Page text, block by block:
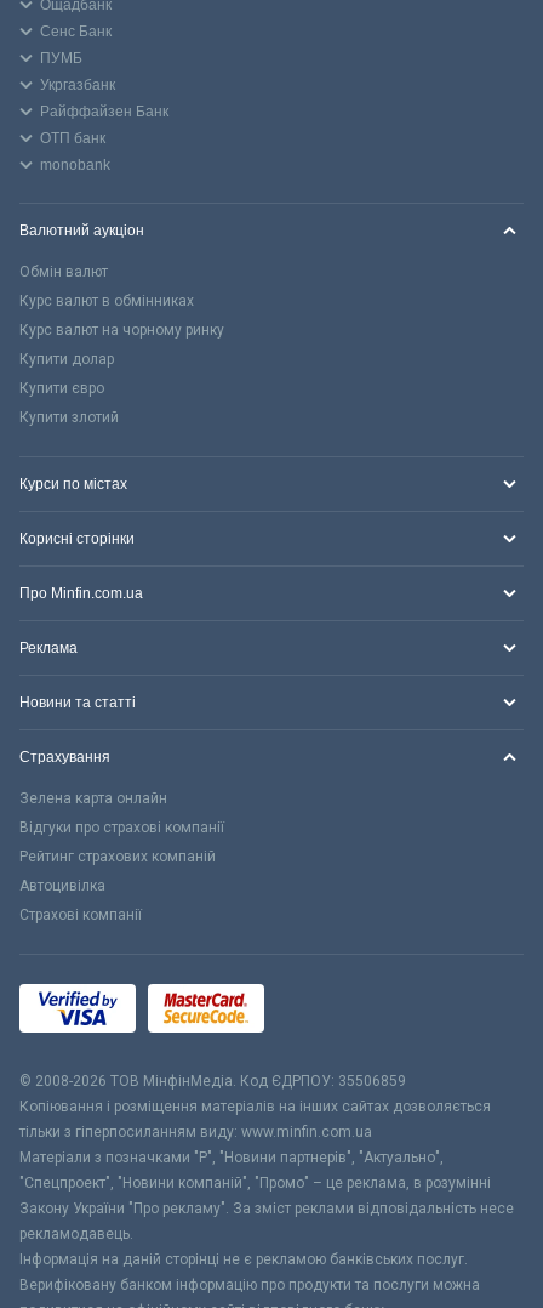
Ощадбанк
Сенс Банк
ПУМБ
Укргазбанк
Райффайзен Банк
ОТП банк
monobank
Валютний аукціон
Обмін валют
Курс валют в обмінниках
Курс валют на чорному ринку
Купити долар
Купити євро
Купити злотий
Курси по містах
Корисні сторінки
Про Minfin.com.ua
Реклама
Новини та статті
Страхування
Зелена карта онлайн
Відгуки про страхові компанії
Рейтинг страхових компаній
Автоцивілка
Страхові компанії
© 2008-2026 ТОВ МiнфiнМедiа. Код ЄДРПОУ: 35506859
Копіювання і розміщення матеріалів на інших сайтах дозволяється
тільки з гіперпосиланням виду: www.minfin.com.ua
Матеріали з позначками "Р", "Новини партнерів", "Актуально",
"Спецпроект", "Новини компаній", "Промо" – це реклама, в розумінні
Закону України "Про рекламу". За зміст реклами відповідальність несе
рекламодавець.
Інформація на даній сторінці не є рекламою банківських послуг.
Верифіковану банком інформацію про продукти та послуги можна